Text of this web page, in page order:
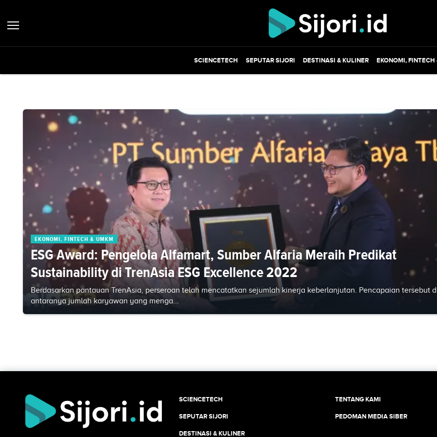
SCIENCETECH SEPUTAR SIJORI DESTINASI & KULINER EKONOMI, FINTECH
EKONOMI, FINTECH & UMKM
ESG Award: Pengelola Alfamart, Sumber Alfaria Meraih Predikat
Sustainability di TrenAsia ESG Excellence 2022
Berdasarkan pantauan TrenAsia, perseroan telah mencatatkan sejumlah kinerja keberlanjutan. Pencapaian tersebut
antaranya jumlah karyawan yang menga...
SCIENCETECH
SEPUTAR SIJORI
DESTINASI & KULINER
TENTANG KAMI
PEDOMAN MEDIA SIBER